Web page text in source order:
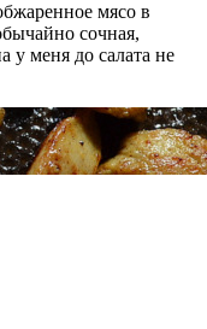
мясо в
сочная,
у меня до салата не